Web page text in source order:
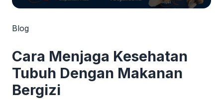
Blog
Cara Menjaga Kesehatan
Tubuh Dengan Makanan
Bergizi